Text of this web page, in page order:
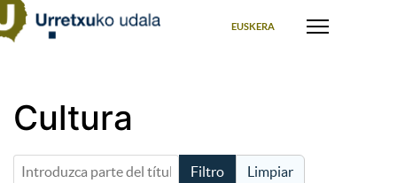
EUSKERA
Cultura
Introduzca parte del título Filtro
Limpiar